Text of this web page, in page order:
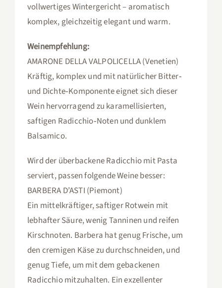
vollwertiges Wintergericht – aromatisch
komplex, gleichzeitig elegant und warm.
Weinempfehlung:
AMARONE DELLA VALPOLICELLA (Venetien)
Kräftig, komplex und mit natürlicher Bitter‑
und Dichte‑Komponente eignet sich dieser
Wein hervorragend zu karamellisierten,
saftigen Radicchio‑Noten und dunklem
Balsamico.
Wird der überbackene Radicchio mit Pasta
serviert, passen folgende Weine besser:
BARBERA D’ASTI (Piemont)
Ein mittelkräftiger, saftiger Rotwein mit
lebhafter Säure, wenig Tanninen und reifen
Kirschnoten. Barbera hat genug Frische, um
den cremigen Käse zu durchschneiden, und
genug Tiefe, um mit dem gebackenen
Radicchio mitzuhalten. Ein exzellenter